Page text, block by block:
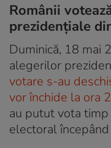
Românii
prezidențiale
Duminică, 18 mai
alegerilor
votare s-au
vor închide la ora
au putut vota
electoral